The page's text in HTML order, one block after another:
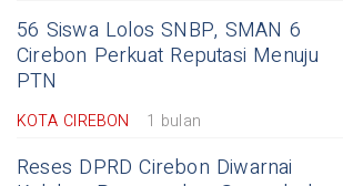
56 Siswa Lolos SNBP, SMAN 6
Cirebon Perkuat Reputasi Menuju
PTN
KOTA CIREBON 1 bulan
Reses DPRD Cirebon Diwarnai